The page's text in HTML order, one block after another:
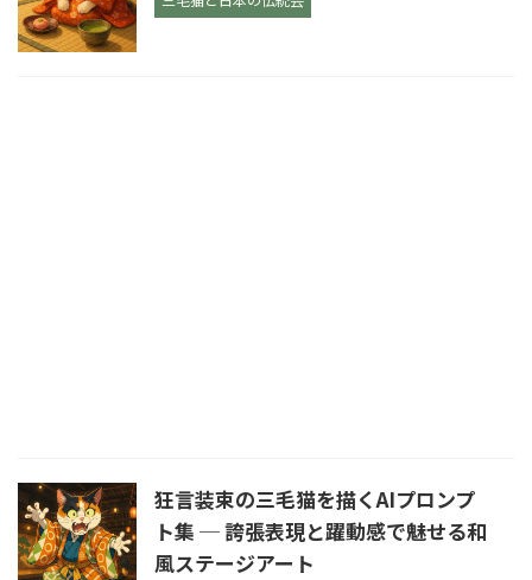
狂言装束の三毛猫を描くAIプロンプ
ト集 ─ 誇張表現と躍動感で魅せる和
風ステージアート